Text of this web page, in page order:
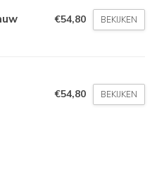
€54,80 BEKIJKEN
€54,80 BEKIJKEN